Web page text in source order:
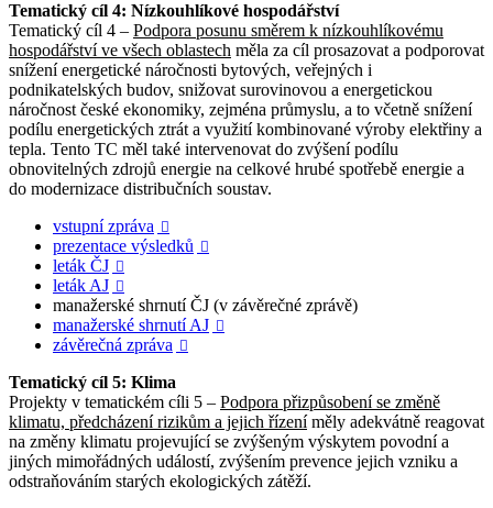
Tematický cíl 4: Nízkouhlíkové hospodářství
Tematický cíl 4 – Podpora posunu směrem k nízkouhlíkovému
hospodářství ve všech oblastech měla za cíl prosazovat a podporovat
snížení energetické náročnosti bytových, veřejných i
podnikatelských budov, snižovat surovinovou a energetickou
náročnost české ekonomiky, zejména průmyslu, a to včetně snížení
podílu energetických ztrát a využití kombinované výroby elektřiny a
tepla. Tento TC měl také intervenovat do zvýšení podílu
obnovitelných zdrojů energie na celkové hrubé spotřebě energie a
do modernizace distribučních soustav.
vstupní zpráva 
prezentace výsledků 
leták ČJ 
leták AJ 
manažerské shrnutí ČJ (v závěrečné zprávě)
manažerské shrnutí AJ 
závěrečná zpráva 
Tematický cíl 5: Klima
Projekty v tematickém cíli 5 – Podpora přizpůsobení se změně
klimatu, předcházení rizikům a jejich řízeníměly adekvátně reagovat
na změny klimatu projevující se zvýšeným výskytem povodní a
jiných mimořádných událostí, zvýšením prevence jejich vzniku a
odstraňováním starých ekologických zátěží.